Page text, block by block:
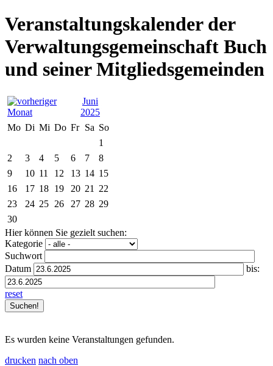
Veranstaltungskalender der
Verwaltungsgemeinschaft Buch
und seiner Mitgliedsgemeinden
Juni
2025
Mo Di Mi Do Fr Sa So
1
2
3 4 5 6 7
8
9
10 11 12 13 14 15
16
17 18 19 20 21
22
23
24 25 26 27 28 29
30
Hier können Sie gezielt suchen:
Kategorie
Suchwort
Datum
bis:
reset
Es wurden keine Veranstaltungen gefunden.
drucken nach oben